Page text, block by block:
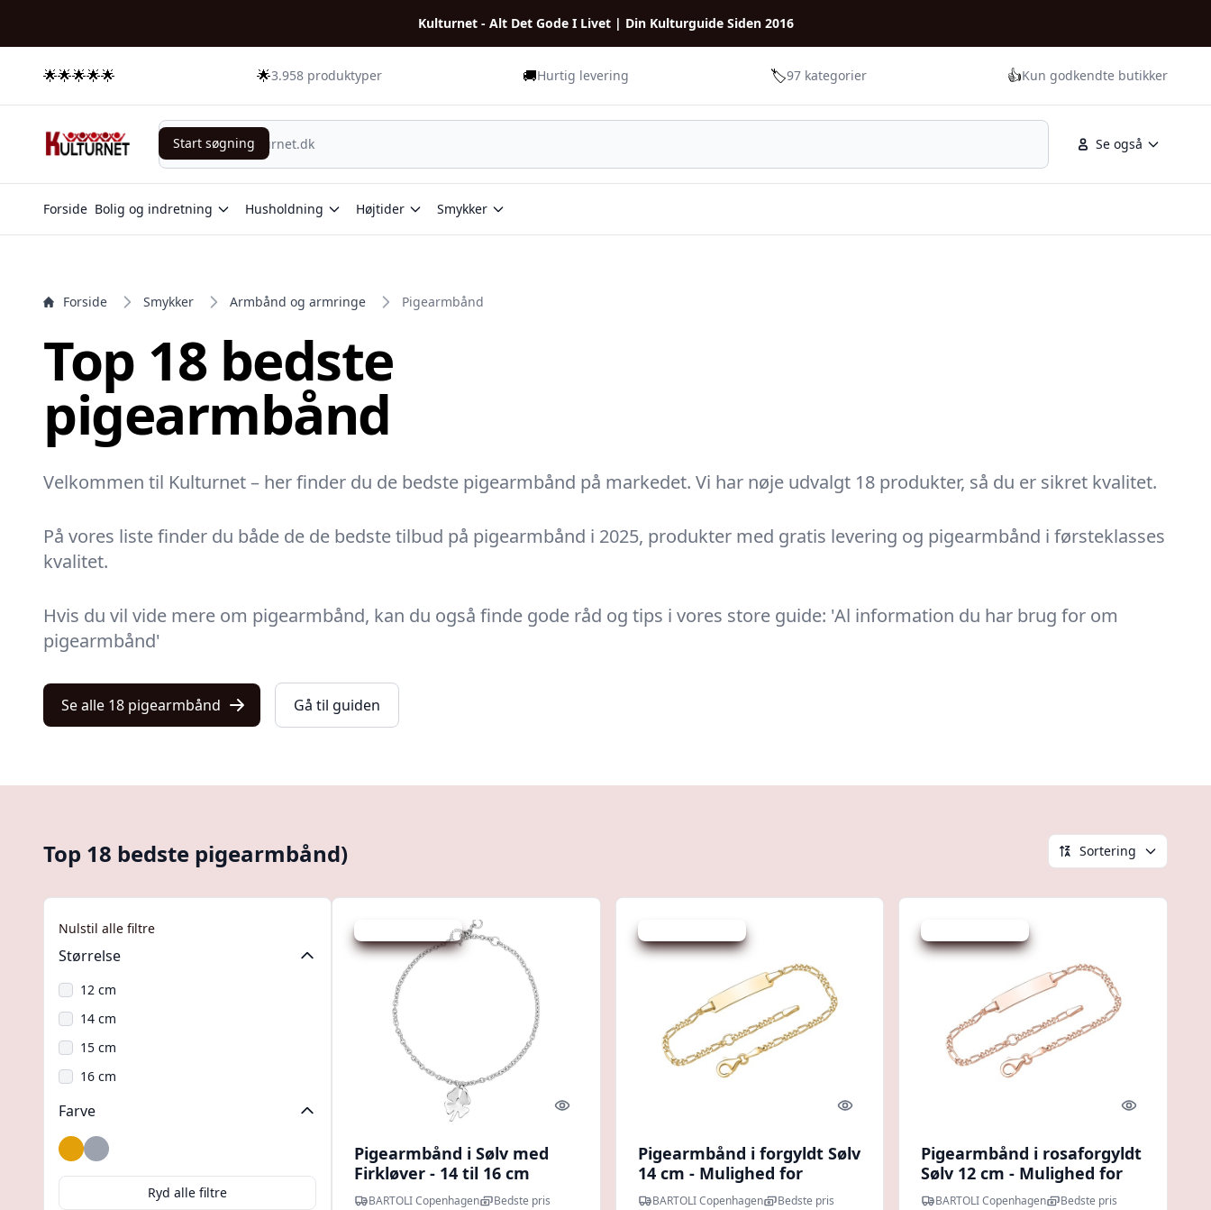
Kulturnet - Alt Det Gode I Livet | Din Kulturguide Siden 2016
🌟🌟🌟🌟🌟 🌟3.958 produktyper 🚚Hurtig levering 🏷️97 kategorier 👍Kun godkendte butikker
Se også
Start søgning
Start søgning
Forside Bolig og indretning Husholdning Højtider Smykker
Forside Smykker Armbånd og armringe Pigearmbånd
Top 18 bedste
pigearmbånd
Velkommen til Kulturnet – her finder du de bedste pigearmbånd på markedet. Vi har nøje udvalgt 18 produkter, så du er sikret kvalitet.
På vores liste finder du både de de bedste tilbud på pigearmbånd i 2025, produkter med gratis levering og pigearmbånd i førsteklasses
kvalitet.
Hvis du vil vide mere om pigearmbånd, kan du også finde gode råd og tips i vores store guide: 'Al information du har brug for om
pigearmbånd'
Se alle 18 pigearmbånd Gå til guiden
Top 18 bedste pigearmbånd) Sortering
Nulstil alle filtre
Størrelse
12 cm
14 cm
15 cm
16 cm
Farve
GuldSølv
Ryd alle filtre
Udsalg - spar 25 %
Quick look
Pigearmbånd i Sølv med
Firkløver - 14 til 16 cm
BARTOLI Copenhagen Bedste pris
Quick look
Pigearmbånd i forgyldt Sølv
14 cm - Mulighed for
gravering
BARTOLI Copenhagen Bedste pris
Quick look
Pigearmbånd i rosaforgyldt
Sølv 12 cm - Mulighed for
gravering
BARTOLI Copenhagen Bedste pris